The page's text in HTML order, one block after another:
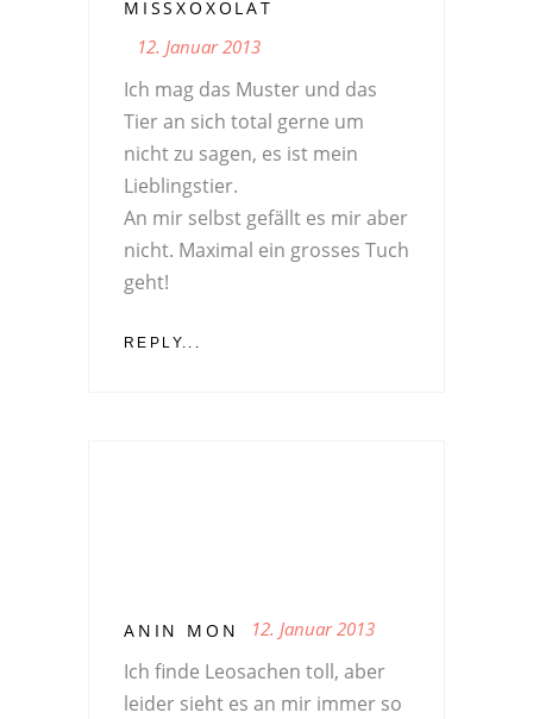
MISSXOXOLAT
12. Januar 2013
Ich mag das Muster und das
Tier an sich total gerne um
nicht zu sagen, es ist mein
Lieblingstier.
An mir selbst gefällt es mir aber
nicht. Maximal ein grosses Tuch
geht!
REPLY...
ANIN MON 12. Januar 2013
Ich finde Leosachen toll, aber
leider sieht es an mir immer so